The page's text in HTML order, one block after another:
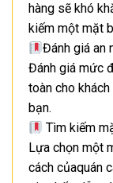
hàng sẽ khó
kiếm một mặt
Đánh giá an
Đánh giá mức
toàn cho
bạn.
Tìm kiếm
Lựa chọn một
cách củaquán